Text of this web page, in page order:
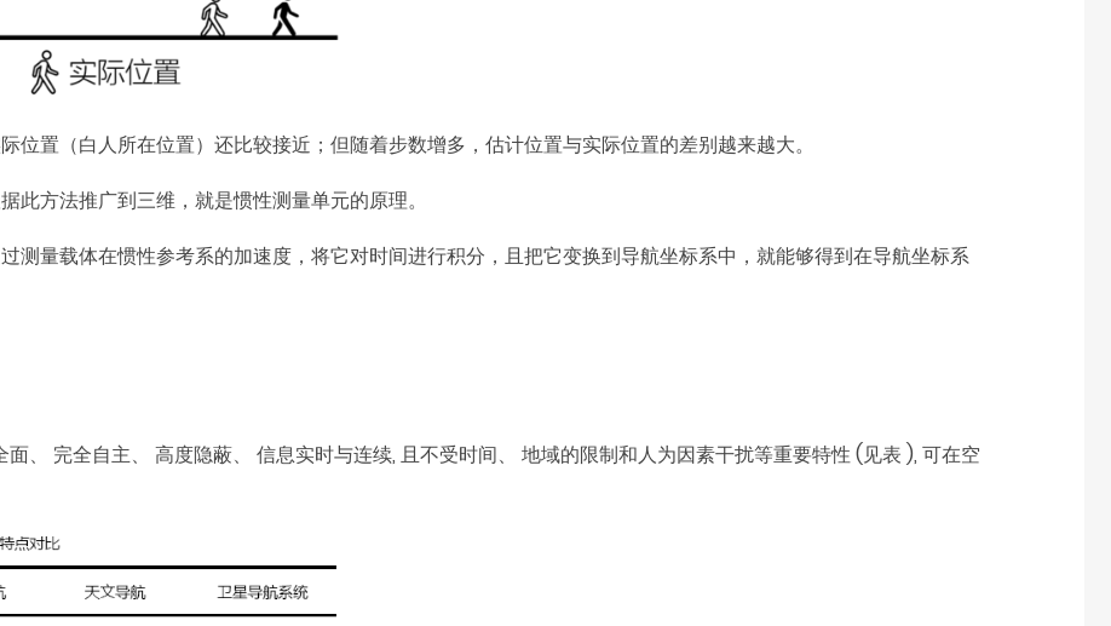
位置（白人所在位置）还比较接近；但随着步数增多，估计位置与实际位置的差别越来越大。
此方法推广到三维，就是惯性测量单元的原理。
测量载体在惯性参考系的加速度，将它对时间进行积分，且把它变换到导航坐标系中，就能够得到在导航坐标系
、 完全自主、 高度隐蔽、 信息实时与连续, 且不受时间、 地域的限制和人为因素干扰等重要特性 (见表 ), 可在空